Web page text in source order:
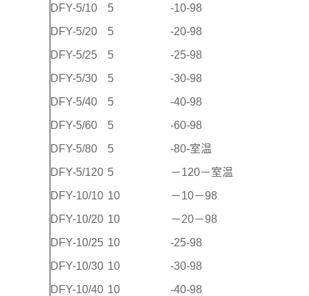
DFY-5/10
5 -10-98
DFY-5/20 5
-20-98
DFY-5/25
5
-25-98
DFY-5/30
5
-30-98
DFY-5/40
5
-40-98
DFY-5/60
5
-60-98
DFY-5/80
5
-80-室温
DFY-5/120 5
－120－室温
DFY-10/10 10
－10－98
DFY-10/20 10
－20－98
DFY-10/25 10
-25-98
DFY-10/30 10
-30-98
DFY-10/40 10
-40-98